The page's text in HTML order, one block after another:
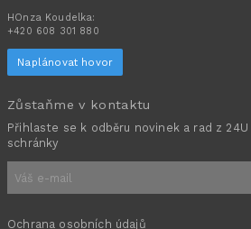
HOnza Koudelka:
+420 608 301 880
Naplánovat hovor
Zůstaňme v kontaktu
Přihlaste se k odběru novinek a rad z
schránky
Ochrana osobních údajů